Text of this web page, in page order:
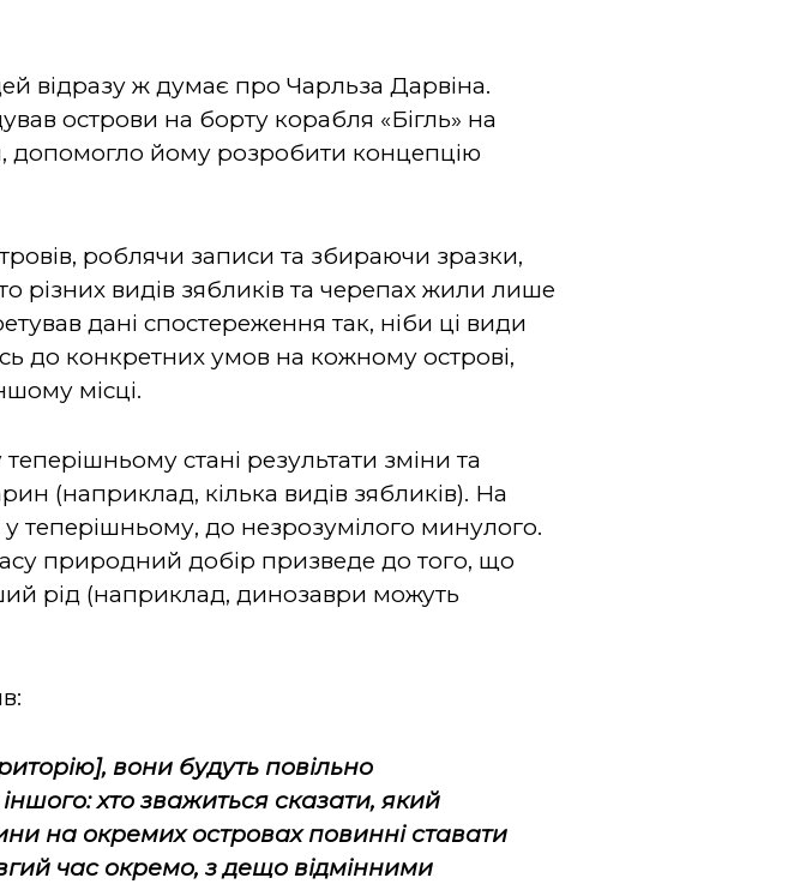
відразу ж думає про Чарльза Дарвіна.
острови на борту корабля «Бігль» на
допомогло йому розробити концепцію
роблячи записи та збираючи зразки,
різних видів зябликів та черепах жили лише
дані спостереження так, ніби ці види
до конкретних умов на кожному острові,
місці.
теперішньому стані результати зміни та
(наприклад, кілька видів зябликів). На
у теперішньому, до незрозумілого минулого.
природний добір призведе до того, що
рід (наприклад, динозаври можуть
вони будуть повільно
хто зважиться сказати, який
на окремих островах повинні ставати
час окремо, з дещо відмінними